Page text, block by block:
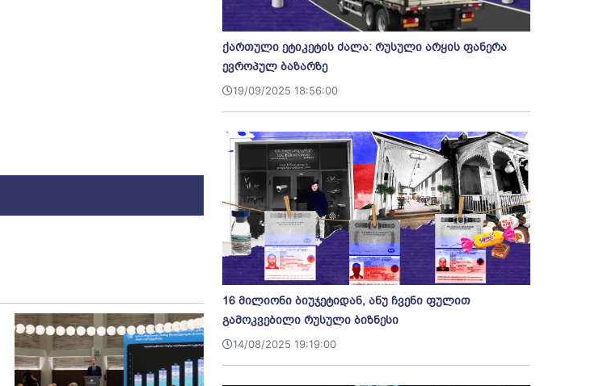
ქართული ეტიკეტის ძალა: რუსული არყის ფანერა
ევროპულ ბაზარზე
19/09/2025 18:56:00
16 მილიონი ბიუჯეტიდან, ანუ ჩვენი ფულით
გამოკვებილი რუსული ბიზნესი
14/08/2025 19:19:00